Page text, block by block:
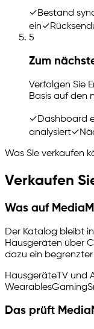
✓Bestand
ein✓
5
Zum
Verfolgen Sie
Basis auf den
✓Dashboard
analysiert✓
Was Sie verkaufen
Verkaufen
Was auf
Der Katalog bleibt
Hausgeräten über
dazu ein
Hausgeräte TV und
WearablesGaming
Das prüft